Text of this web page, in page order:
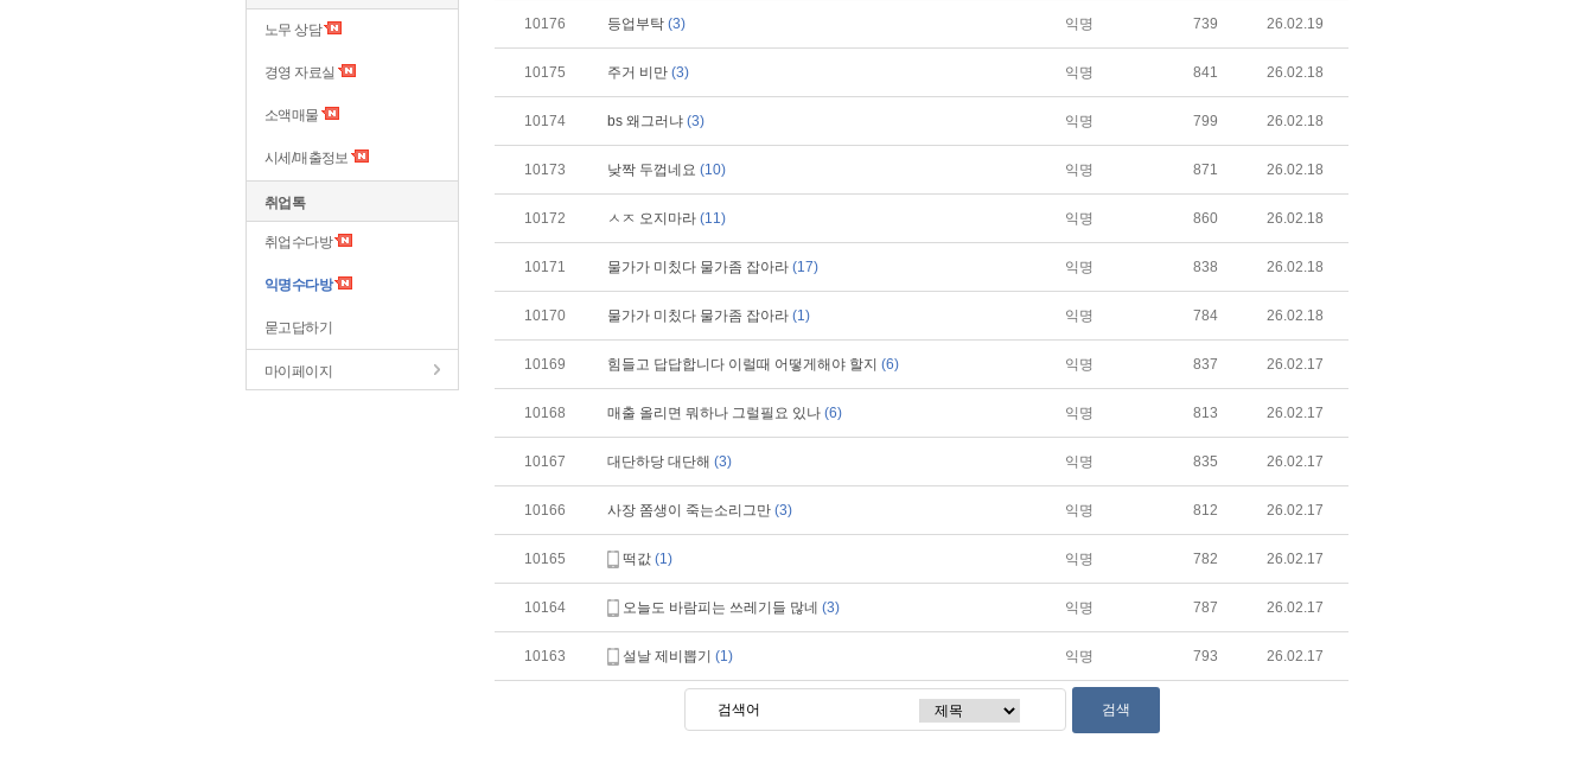
노무 상담
경영 자료실
소액매물
시세/매출정보
취업톡
취업수다방
익명수다방
묻고답하기
마이페이지
10176 등업부탁 (3) 익명 739 26.02.19
10175 주거 비만 (3) 익명 841 26.02.18
10174 bs 왜그러냐 (3) 익명 799 26.02.18
10173 낮짝 두껍네요 (10) 익명 871 26.02.18
10172 ㅅㅈ 오지마라 (11) 익명 860 26.02.18
10171 물가가 미칬다 물가좀 잡아라 (17) 익명 838 26.02.18
10170 물가가 미칬다 물가좀 잡아라 (1) 익명 784 26.02.18
10169 힘들고 답답합니다 이럴때 어떻게해야 할지 (6) 익명 837 26.02.17
10168 매출 올리면 뭐하나 그럴필요 있나 (6) 익명 813 26.02.17
10167 대단하당 대단해 (3) 익명 835 26.02.17
10166 사장 쫌생이 죽는소리그만 (3) 익명 812 26.02.17
10165 떡값 (1) 익명 782 26.02.17
10164 오늘도 바람피는 쓰레기들 많네 (3) 익명 787 26.02.17
10163 설날 제비뽑기 (1) 익명 793 26.02.17